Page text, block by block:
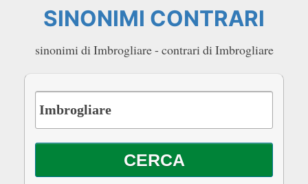
SINONIMI CONTRARI
sinonimi di Imbrogliare - contrari di Imbrogliare